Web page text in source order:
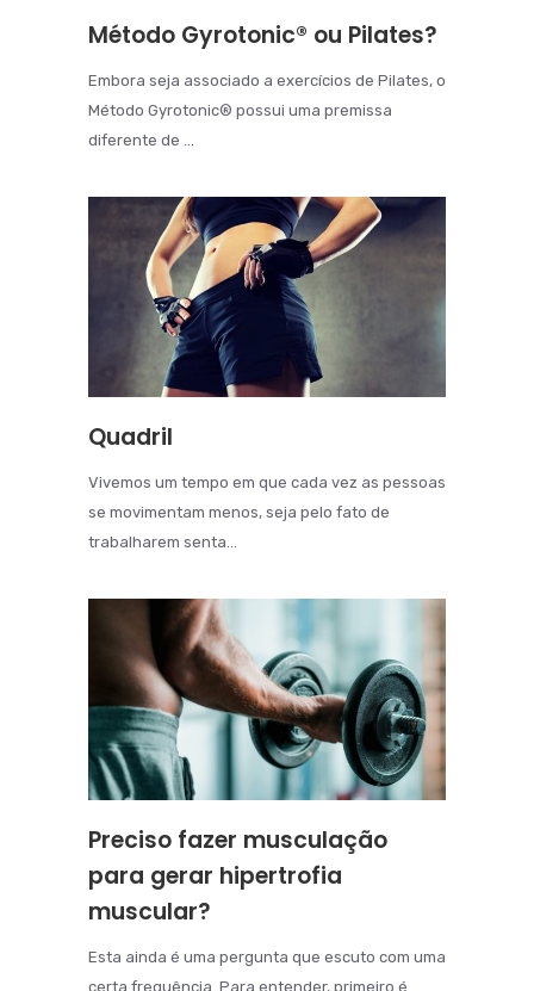
Método Gyrotonic® ou Pilates?
Embora seja associado a exercícios de Pilates, o
Método Gyrotonic® possui uma premissa
diferente de ...
Quadril
Vivemos um tempo em que cada vez as pessoas
se movimentam menos, seja pelo fato de
trabalharem senta...
Preciso fazer musculação
para gerar hipertrofia
muscular?
Esta ainda é uma pergunta que escuto com uma
certa frequência. Para entender, primeiro é